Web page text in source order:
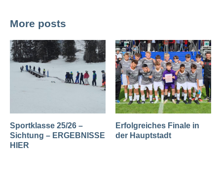
More posts
Sportklasse 25/26 –
Sichtung – ERGEBNISSE
HIER
Erfolgreiches Finale in
der Hauptstadt